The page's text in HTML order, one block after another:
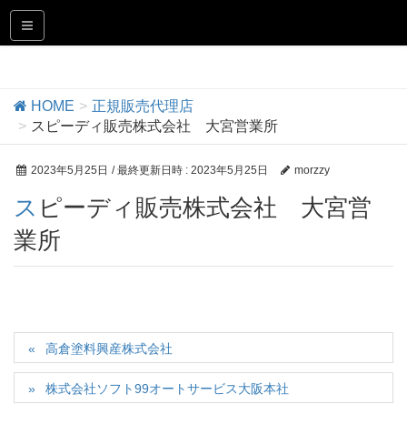
HOME
正規販売代理店
スピーディ販売株式会社 大宮営業所
2023年5月25日 / 最終更新日時 : 2023年5月25日 morzzy
スピーディ販売株式会社 大宮営
業所
高倉塗料興産株式会社
株式会社ソフト99オートサービス大阪本社